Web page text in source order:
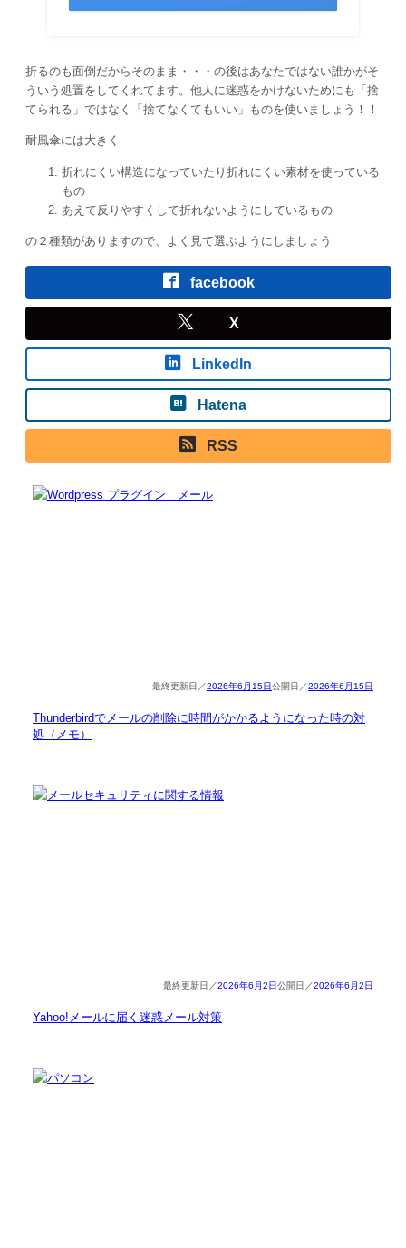
折るのも面倒だからそのまま・・・の後はあなたではない誰かがそ
ういう処置をしてくれてます。他人に迷惑をかけないためにも「捨
てられる」ではなく「捨てなくてもいい」ものを使いましょう！！
耐風傘には大きく
折れにくい構造になっていたり折れにくい素材を使っている
もの
あえて反りやすくして折れないようにしているもの
の２種類がありますので、よく見て選ぶようにしましょう
facebook
X
LinkedIn
Hatena
RSS
2026年6月15日 2026年6月15日
Thunderbirdでメールの削除に時間がかかるようになった時の対
処（メモ）
2026年6月2日 2026年6月2日
Yahoo!メールに届く迷惑メール対策